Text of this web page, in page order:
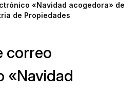
«Navidad acogedora» de
de Propiedades
correo
«Navidad